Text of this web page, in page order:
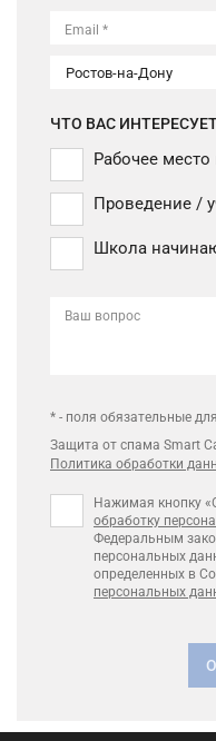
Email *
ЧТО ВАС
Рабочее
Проведение /
Школа
Ваш вопрос
* - поля обязательные
Защита от спама Smart
Политика обработки
Нажимая кнопку
обработку
Федеральным
персональных
определенных в
персональных